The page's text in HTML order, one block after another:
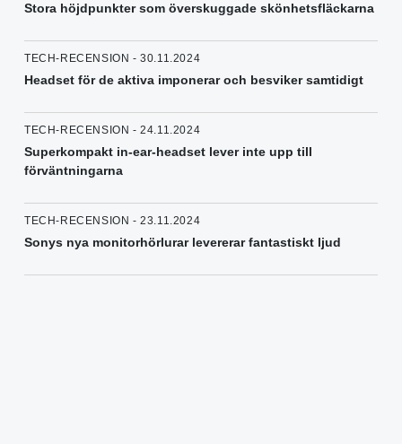
Stora höjdpunkter som överskuggade skönhetsfläckarna
TECH-RECENSION - 30.11.2024
Headset för de aktiva imponerar och besviker samtidigt
TECH-RECENSION - 24.11.2024
Superkompakt in-ear-headset lever inte upp till
förväntningarna
TECH-RECENSION - 23.11.2024
Sonys nya monitorhörlurar levererar fantastiskt ljud